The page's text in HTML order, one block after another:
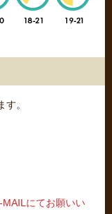
。
にてお願いい